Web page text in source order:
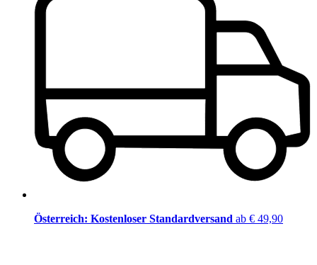
Österreich: Kostenloser Standardversand ab € 49,90